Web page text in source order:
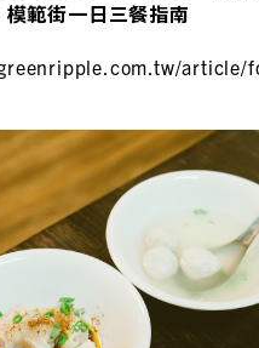
範街一日三餐指南
article/